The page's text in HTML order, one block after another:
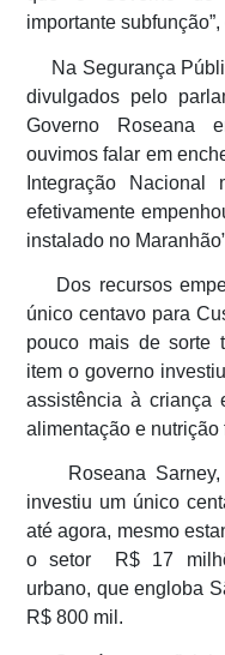
importante
Na Segurança
divulgados pelo
Governo Roseana
ouvimos falar em
Integração
efetivamente
instalado no
Dos recursos
único centavo para
pouco mais de sorte
item o governo
assistência à criança
alimentação e nutrição
Roseana Sarney,
investiu um único
até agora, mesmo
o setor R$ 17
urbano, que engloba
R$ 800 mil.